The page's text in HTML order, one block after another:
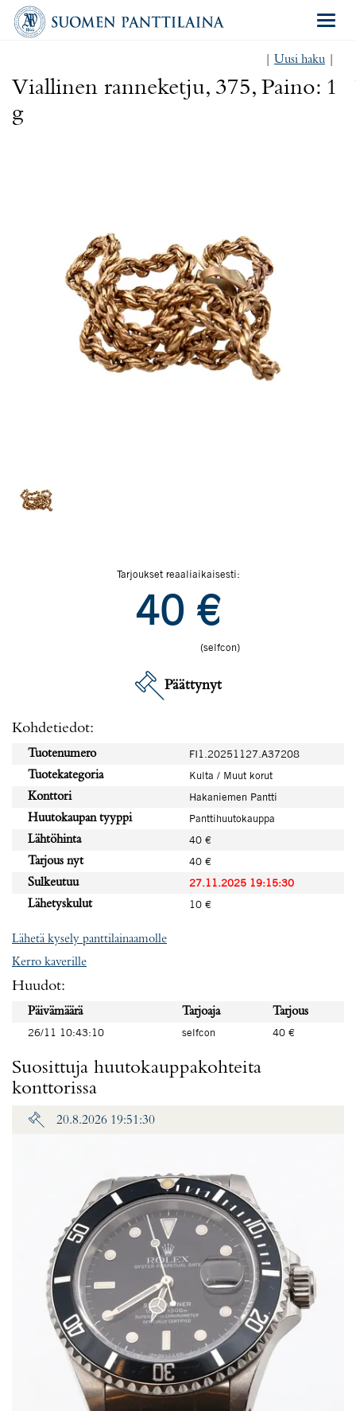
Uusi haku
Viallinen ranneketju, 375, Paino: 1
g
Tarjoukset reaaliaikaisesti:
40 €
(selfcon)
Päättynyt
Kohdetiedot:
Tuotenumero
FI1.20251127.A37208
Tuotekategoria
Kulta / Muut korut
Konttori
Hakaniemen Pantti
Huutokaupan tyyppi
Panttihuutokauppa
Lähtöhinta
40 €
Tarjous nyt
40 €
Sulkeutuu
27.11.2025 19:15:30
Lähetyskulut
10 €
Lähetä kysely panttilainaamolle
Kerro kaverille
Huudot:
Päivämäärä Tarjoaja
Tarjous
26/11 10:43:10
selfcon 40 €
Suosittuja huutokauppakohteita
konttorissa
20.8.2026 19:51:30